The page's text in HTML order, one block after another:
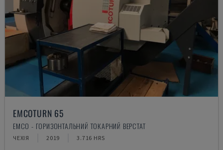
EMCOTURN 65
EMCO - ГОРИЗОНТАЛЬНИЙ ТОКАРНИЙ ВЕРСТАТ
ЧЕХІЯ 2019 3.716 HRS